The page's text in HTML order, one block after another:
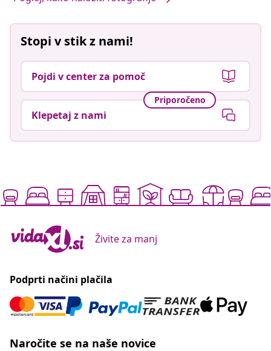
Stopi v stik z nami!
Pojdi v center za pomoč
Priporočeno
Klepetaj z nami
Živite za manj
Podprti načini plačila
Naročite se na naše novice